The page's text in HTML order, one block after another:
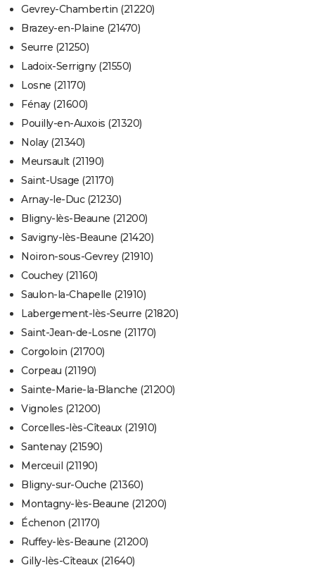
Gevrey-Chambertin (21220)
Brazey-en-Plaine (21470)
Seurre (21250)
Ladoix-Serrigny (21550)
Losne (21170)
Fénay (21600)
Pouilly-en-Auxois (21320)
Nolay (21340)
Meursault (21190)
Saint-Usage (21170)
Arnay-le-Duc (21230)
Bligny-lès-Beaune (21200)
Savigny-lès-Beaune (21420)
Noiron-sous-Gevrey (21910)
Couchey (21160)
Saulon-la-Chapelle (21910)
Labergement-lès-Seurre (21820)
Saint-Jean-de-Losne (21170)
Corgoloin (21700)
Corpeau (21190)
Sainte-Marie-la-Blanche (21200)
Vignoles (21200)
Corcelles-lès-Cîteaux (21910)
Santenay (21590)
Merceuil (21190)
Bligny-sur-Ouche (21360)
Montagny-lès-Beaune (21200)
Échenon (21170)
Ruffey-lès-Beaune (21200)
Gilly-lès-Cîteaux (21640)